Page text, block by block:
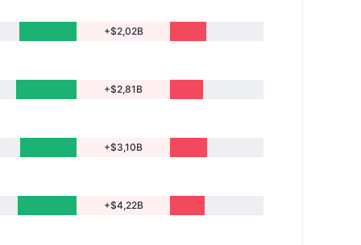
+$2,02B
+$2,81B
+$3,10B
+$4,22B